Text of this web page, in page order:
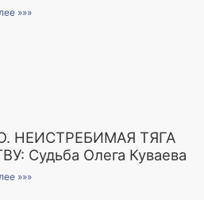
»»»
НЕИСТРЕБИМАЯ ТЯГА
Судьба Олега Куваева
»»»